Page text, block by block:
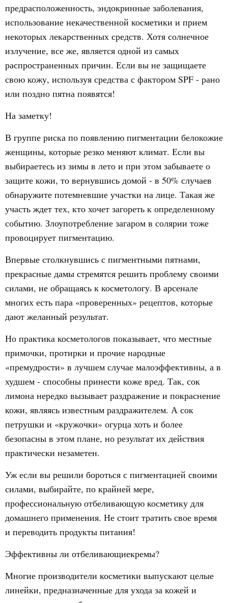
предрасположенность, эндокринные заболевания,
использование некачественной косметики и прием
некоторых лекарственных средств. Хотя солнечное
излучение, все же, является одной из самых
распространенных причин. Если вы не защищаете
свою кожу, используя средства с фактором SPF - рано
или поздно пятна появятся!
На заметку!
В группе риска по появлению пигментации белокожие
женщины, которые резко меняют климат. Если вы
выбираетесь из зимы в лето и при этом забываете о
защите кожи, то вернувшись домой - в 50% случаев
обнаружите потемневшие участки на лице. Такая же
участь ждет тех, кто хочет загореть к определенному
событию. Злоупотребление загаром в солярии тоже
провоцирует пигментацию.
Впервые столкнувшись с пигментными пятнами,
прекрасные дамы стремятся решить проблему своими
силами, не обращаясь к косметологу. В арсенале
многих есть пара «проверенных» рецептов, которые
дают желанный результат.
Но практика косметологов показывает, что местные
примочки, протирки и прочие народные
«премудрости» в лучшем случае малоэффективны, а в
худшем - способны принести коже вред. Так, сок
лимона нередко вызывает раздражение и покраснение
кожи, являясь известным раздражителем. А сок
петрушки и «кружочки» огурца хоть и более
безопасны в этом плане, но результат их действия
практически незаметен.
Уж если вы решили бороться с пигментацией своими
силами, выбирайте, по крайней мере,
профессиональную отбеливающую косметику для
домашнего применения. Не стоит тратить свое время
и переводить продукты питания!
Эффективны ли отбеливающиекремы?
Многие производители косметики выпускают целые
линейки, предназначенные для ухода за кожей и